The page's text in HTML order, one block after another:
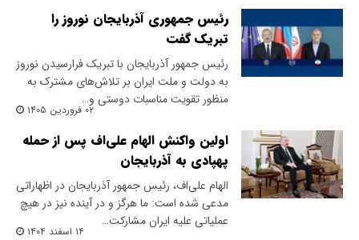
رئیس جمهوری آذربایجان نوروز را
تبریک گفت
رئیس جمهور آذربایجان با تبریک فرارسیدن نوروز
به دولت و ملت ایران بر تلاش‌های مشترک به
منظور تقویت مناسبات دوستی و…
۰۲ فروردین ۱۴۰۵
اولین واکنش الهام علی‌اف پس از حمله
پهپادی به آذربایجان
الهام علی‌اف، رئیس جمهور آذربایجان در اظهاراتی
مدعی شده است: ما هرگز و در آینده نیز در هیچ
عملیاتی علیه ایران مشارکت…
۱۴ اسفند ۱۴۰۴